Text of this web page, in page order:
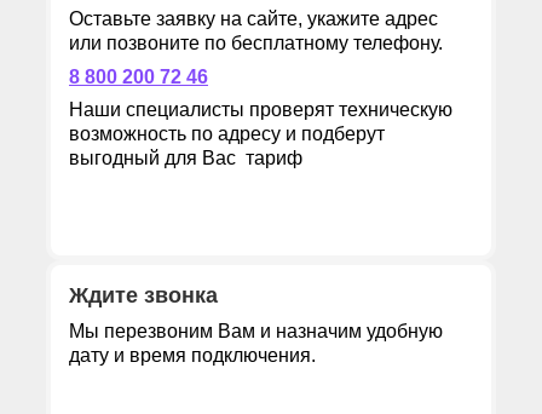
Оставьте заявку на сайте, укажите адрес
или позвоните по бесплатному телефону.
8 800 200 72 46
Наши специалисты проверят техническую
возможность по адресу и подберут
выгодный для Вас тариф
Ждите звонка
Мы перезвоним Вам и назначим удобную
дату и время подключения.